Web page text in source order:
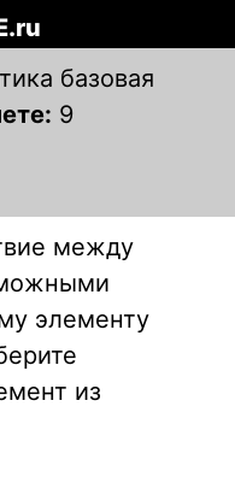
базовая
9
между
элементу
из